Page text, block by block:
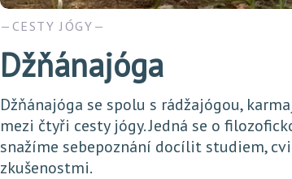
CESTY JÓGY
Džňánajóga
Džňánajóga se spolu s rádžajógou,
mezi čtyři cesty jógy. Jedná se o
snažíme sebepoznání docílit studiem,
zkušenostmi.